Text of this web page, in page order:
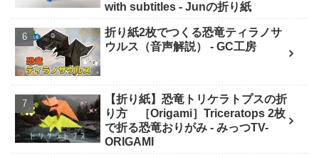
with subtitles - Junの折り紙
折り紙2枚でつくる恐竜ティラノサ
ウルス（音声解説） - GC工房
【折り紙】恐竜トリケラトプスの折
り方 ［Origami］Triceratops 2枚
で折る恐竜おりがみ - みっつTV-
ORIGAMI